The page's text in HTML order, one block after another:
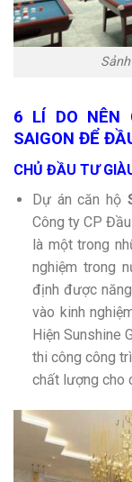
6 LÍ DO NÊN
SAIGON ĐỂ
CHỦ ĐẦU TƯ
Dự án căn hộ
Công ty CP
là một trong
nghiệm trong
định được
vào kinh
Hiện Sunshine
thi công công
chất lượng cho